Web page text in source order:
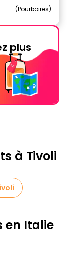
Pourboires
plus
à Tivoli
en Italie